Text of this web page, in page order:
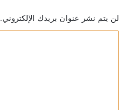
لن يتم نشر عنوان بريدك الإلكتروني.